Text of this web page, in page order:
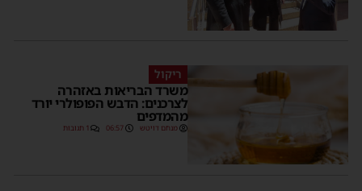
ריקול
משרד הבריאות באזהרה
לצרכנים: הדבש הפופולרי יורד
מהמדפים
מנחם דויטש 06:57 1 תגובות